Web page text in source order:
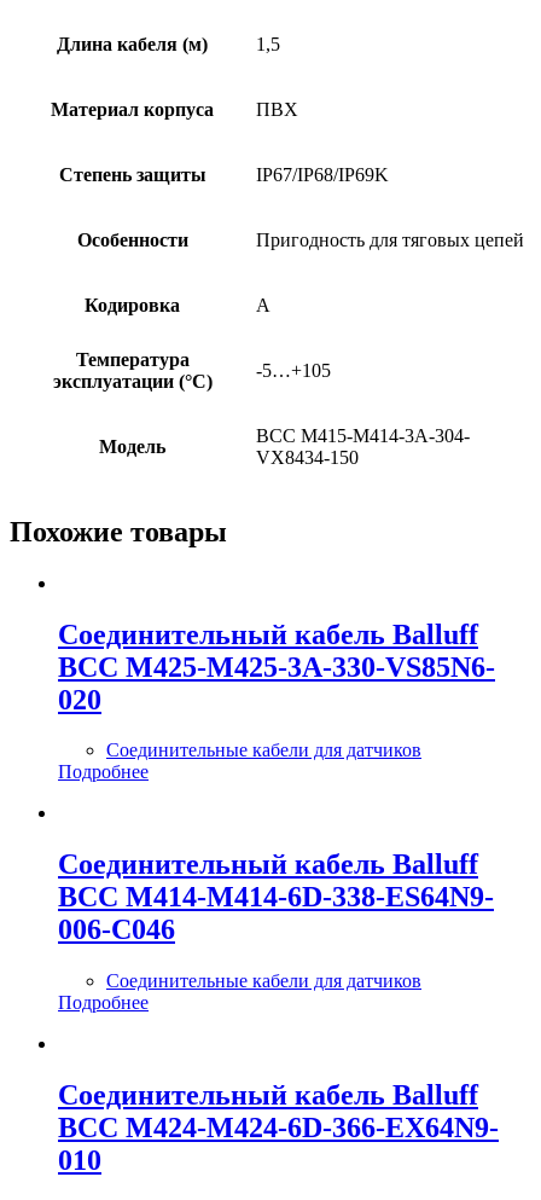
Длина кабеля (м) 1,5
Материал корпуса ПВХ
Степень защиты IP67/IP68/IP69K
Особенности Пригодность для тяговых цепей
Кодировка A
Температура
эксплуатации (°C)
-5…+105
Модель
BCC M415-M414-3A-304-
VX8434-150
Похожие товары
Соединительный кабель Balluff
BCC M425-M425-3A-330-VS85N6-
020
Соединительные кабели для датчиков
Подробнее
Соединительный кабель Balluff
BCC M414-M414-6D-338-ES64N9-
006-C046
Соединительные кабели для датчиков
Подробнее
Соединительный кабель Balluff
BCC M424-M424-6D-366-EX64N9-
010